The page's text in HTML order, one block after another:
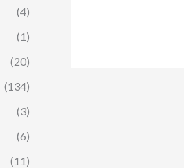
(4)
(1)
(20)
(134)
(3)
(6)
(11)